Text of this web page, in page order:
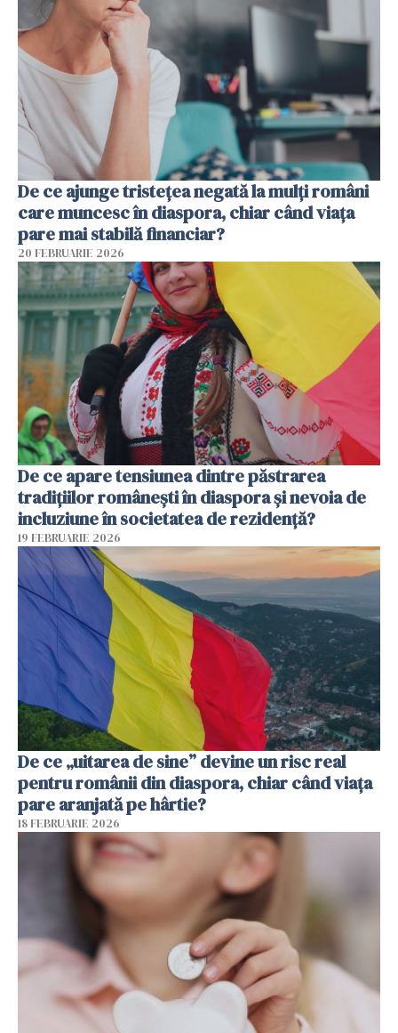
De ce ajunge tristețea negată la mulți români
care muncesc în diaspora, chiar când viața
pare mai stabilă financiar?
20 FEBRUARIE 2026
De ce apare tensiunea dintre păstrarea
tradițiilor românești în diaspora și nevoia de
incluziune în societatea de rezidență?
19 FEBRUARIE 2026
De ce „uitarea de sine” devine un risc real
pentru românii din diaspora, chiar când viața
pare aranjată pe hârtie?
18 FEBRUARIE 2026